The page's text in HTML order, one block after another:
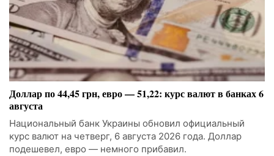
Доллар по 44,45 грн, евро — 51,22: курс валют в банках 6
августа
Национальный банк Украины обновил официальный
курс валют на четверг, 6 августа 2026 года. Доллар
подешевел, евро — немного прибавил.